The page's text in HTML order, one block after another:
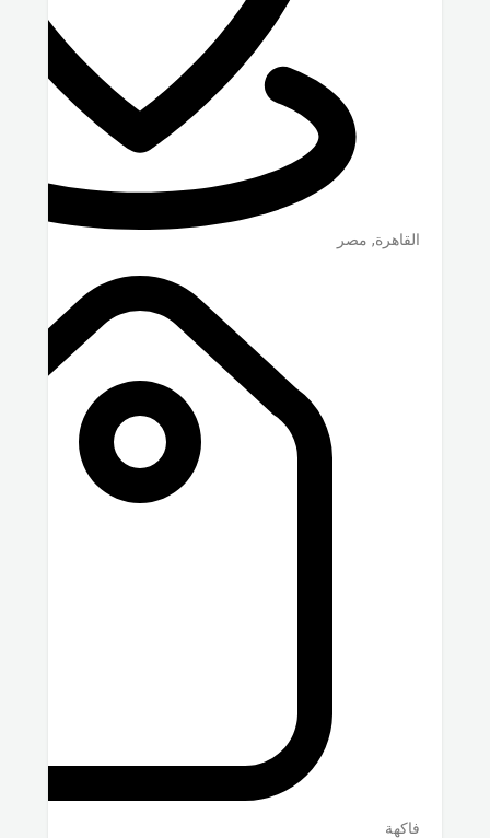
القاهرة, مصر
فاكهة